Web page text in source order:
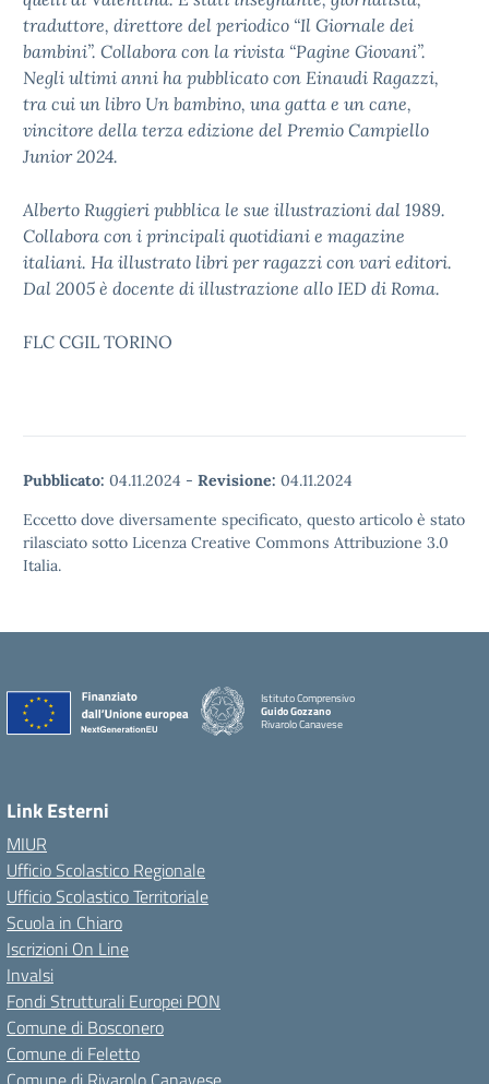
traduttore, direttore del periodico “Il Giornale dei
bambini”. Collabora con la rivista “Pagine Giovani”.
Negli ultimi anni ha pubblicato con Einaudi Ragazzi,
tra cui un libro Un bambino, una gatta e un cane,
vincitore della terza edizione del Premio Campiello
Junior 2024.
Alberto Ruggieri pubblica le sue illustrazioni dal 1989.
Collabora con i principali quotidiani e magazine
italiani. Ha illustrato libri per ragazzi con vari editori.
Dal 2005 è docente di illustrazione allo IED di Roma.
FLC CGIL TORINO
Pubblicato: 04.11.2024 - Revisione: 04.11.2024
Eccetto dove diversamente specificato, questo articolo è stato
rilasciato sotto Licenza Creative Commons Attribuzione 3.0
Italia.
Istituto Comprensivo
Guido Gozzano
Rivarolo Canavese
Link Esterni
MIUR
Ufficio Scolastico Regionale
Ufficio Scolastico Territoriale
Scuola in Chiaro
Iscrizioni On Line
Invalsi
Fondi Strutturali Europei PON
Comune di Bosconero
Comune di Feletto